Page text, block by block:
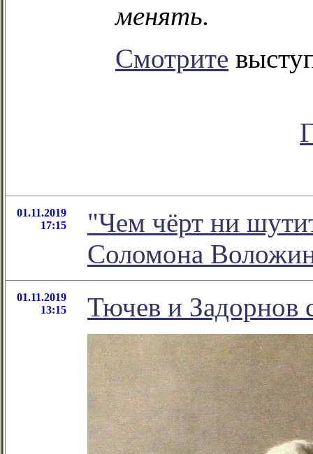
менять.
Смотрите
01.11.2019
17:15
"Чем чёрт ни
Соломона
01.11.2019
13:15
Тючев и Задорнов